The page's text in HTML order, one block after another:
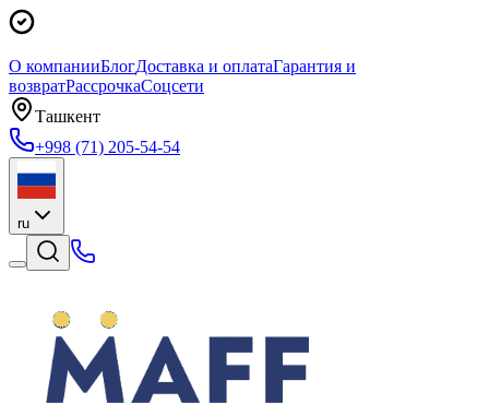
О компанииБлогДоставка и оплатаГарантия и
возвратРассрочкаСоцсети
Ташкент
+998 (71) 205-54-54
ru